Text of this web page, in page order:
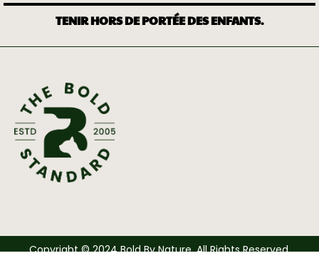
TENIR HORS DE PORTÉE DES ENFANTS.
Copyright © 2024 Bold By Nature. All Rights Reserved.